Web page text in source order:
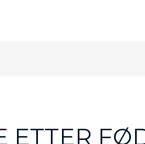
ETTER